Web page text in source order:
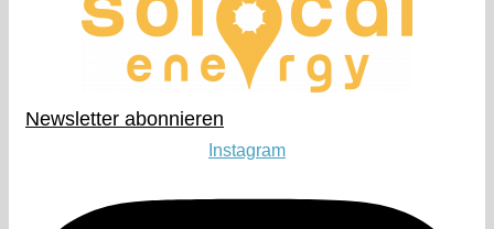
Newsletter abonnieren​
Instagram